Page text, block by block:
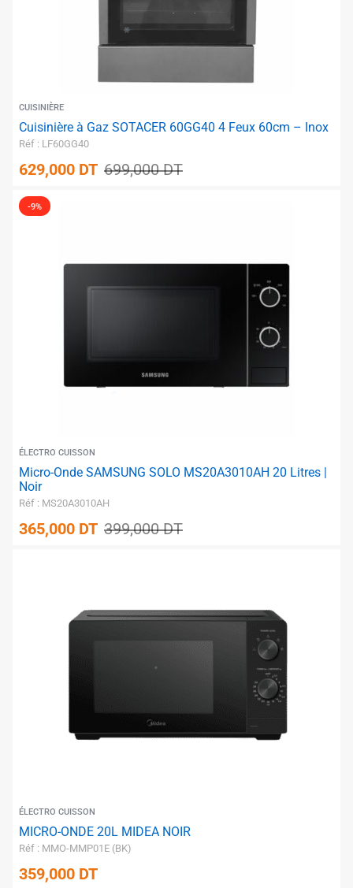
CUISINIÈRE
Cuisinière à Gaz SOTACER 60GG40 4 Feux 60cm – Inox
Réf : LF60GG40
629,000 DT 699,000DT
-9%
ÉLECTRO CUISSON
Micro-Onde SAMSUNG SOLO MS20A3010AH 20 Litres |
Noir
Réf : MS20A3010AH
365,000 DT 399,000DT
ÉLECTRO CUISSON
MICRO-ONDE 20L MIDEA NOIR
Réf : MMO-MMP01E (BK)
359,000 DT
✱